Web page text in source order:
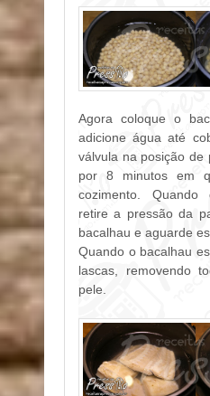
Agora coloque o
adicione água até
válvula na posição de
por 8 minutos em
cozimento. Quando
retire a pressão da
bacalhau e aguarde
Quando o bacalhau
lascas, removendo
pele.